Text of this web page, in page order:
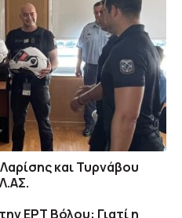
και Τυρνάβου
ΕΡΤ Βόλου: Γιατί η